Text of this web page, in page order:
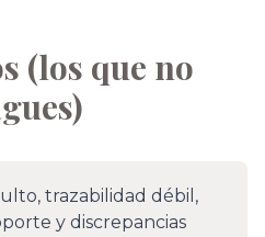
(los que no
trazabilidad débil,
y discrepancias